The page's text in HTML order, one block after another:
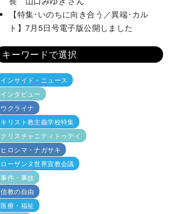
【特集･いのちに向き合う／異端･カル
ト】7月5日号電子版公開しました
キーワードで選択
インサイド・ニュース
インタビュー
ウクライナ
キリスト教主義学校特集
クリスチャニティトゥデイ
ヒロシマ・ナガサキ
ローザンヌ世界宣教会議
事件・事故
信教の自由
医療・福祉